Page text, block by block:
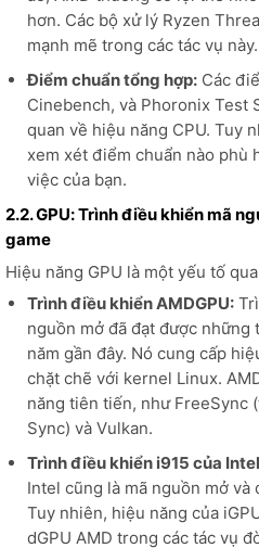
hơn. Các bộ xử lý Ryzen
mạnh mẽ trong các tác vụ này.
Điểm chuẩn tổng hợp:Các
Cinebench, và Phoronix Test
quan về hiệu năng CPU. Tuy
xem xét điểm chuẩn nào phù
việc của bạn.
2.2. GPU: Trình điều khiển mã
game
Hiệu năng GPU là một yếu tố
Trình điều khiển AMDGPU:
nguồn mở đã đạt được
năm gần đây. Nó cung cấp
chặt chẽ với kernel Linux.
năng tiên tiến, như FreeSync
Sync) và Vulkan.
Trình điều khiển i915 của
Intel cũng là mã nguồn mở
Tuy nhiên, hiệu năng của
dGPU AMD trong các tác vụ